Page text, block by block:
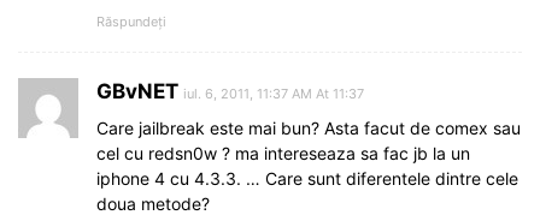
Răspundeți
GBvNET iul. 6, 2011, 11:37 AM At 11:37
Care jailbreak este mai bun? Asta facut de comex sau
cel cu redsn0w ? ma intereseaza sa fac jb la un
iphone 4 cu 4.3.3. … Care sunt diferentele dintre cele
doua metode?